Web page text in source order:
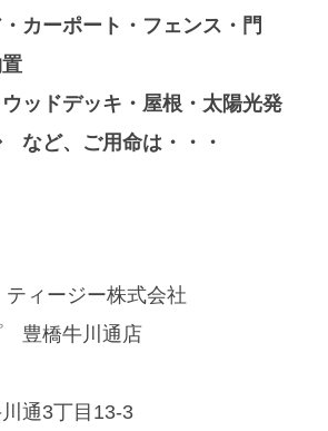
カーポート・フェンス・門
ウッドデッキ・屋根・太陽光発
ど、ご用命は・・・
ィージー株式会社
豊橋牛川通店
通3丁目13-3